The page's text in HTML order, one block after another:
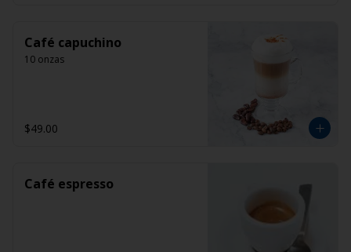
Café capuchino
10 onzas
$49.00
Café espresso